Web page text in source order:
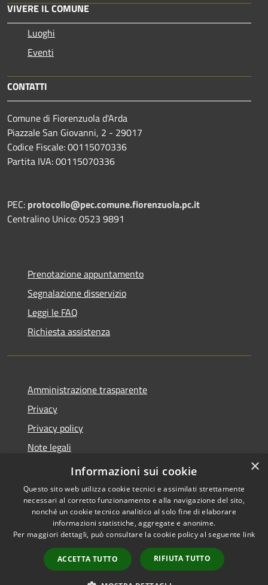
VIVERE IL COMUNE
Luoghi
Eventi
CONTATTI
Comune di Fiorenzuola d'Arda
Piazzale San Giovanni, 2 - 29017
Codice Fiscale: 00115070336
Partita IVA: 00115070336
PEC: protocollo@pec.comune.fiorenzuola.pc.it
Centralino Unico: 0523 9891
Prenotazione appuntamento
Segnalazione disservizio
Leggi le FAQ
Richiesta assistenza
Amministrazione trasparente
Privacy
Privacy policy
Note legali
Dichiarazione di accessibilità
Accessibilità
Copyright © 2026 • Comune di
Fiorenzuola d'Arda • Powered
byMunicipium
Accesso
redazione
×
Informazioni sui cookie
Questo sito web utilizza cookie tecnici e assimilati strettamente
necessari al corretto funzionamento e alla navigazione del sito,
nonché un cookie tecnico analitico al solo fine di elaborare
informazioni statistiche, aggregate e anonime.
Per maggiori dettagli, può consultare la cookie policy al seguente link
ACCETTA TUTTO RIFIUTA TUTTO